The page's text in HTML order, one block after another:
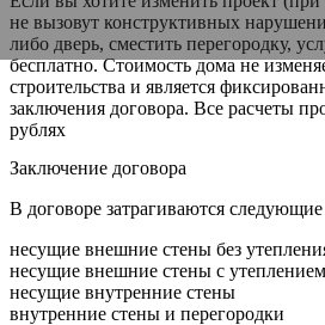
не вызовут конструктивных
либо дверь, сместить перегородку,
бесплатно. Стоимость дома не
строительства и является
заключения договора. Все расчеты
рублях
Заключение договора
В договоре затрагиваются
несущие внешние стены без
несущие внешние стены с утеплением
несущие внутренние стены
внутренние стены и перегородки